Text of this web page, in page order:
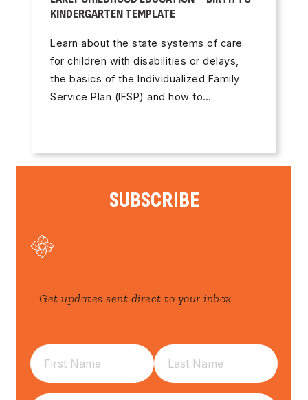
KINDERGARTEN TEMPLATE
Learn about the state systems of care
for children with disabilities or delays,
the basics of the Individualized Family
Service Plan (IFSP) and how to…
SUBSCRIBE
Get updates sent direct to your inbox